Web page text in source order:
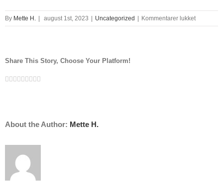
By Mette H. august 1st, 2023 Uncategorized Kommentarer lukkettil
art
Share This Story, Choose Your Platform!
Facebook
Twitter
Linkedin
Reddit
Tumblr
Google+
Pinterest
Vk
About the Author: Mette H.